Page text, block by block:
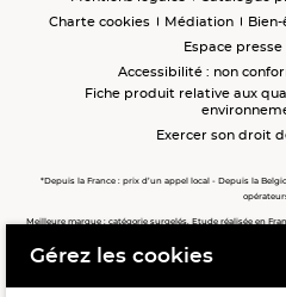
Charte cookies
Médiation
Espace presse
Accessibilité : non
Fiche produit relative aux
Exercer son droit
*Depuis la France : prix d’un appel local - Depuis la
Meilleure marque : catégorie surgelés. Etude réalisée en
Meilleure chaîne de magasins, Meilleur e-commerçant,
Gérez les cookies